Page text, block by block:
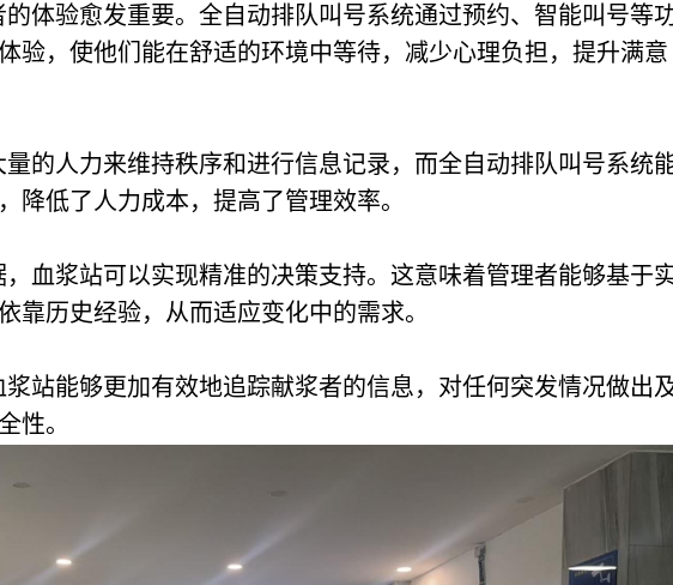
体验愈发重要。全自动排队叫号系统通过预约、智能叫号等
验，使他们能在舒适的环境中等待，减少心理负担，提升满意
的人力来维持秩序和进行信息记录，而全自动排队叫号系统
降低了人力成本，提高了管理效率。
血浆站可以实现精准的决策支持。这意味着管理者能够基于
靠历史经验，从而适应变化中的需求。
站能够更加有效地追踪献浆者的信息，对任何突发情况做出
性。